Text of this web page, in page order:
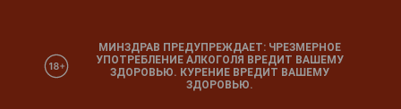
МИНЗДРАВ ПРЕДУПРЕЖДАЕТ: ЧРЕЗМЕРНОЕ
УПОТРЕБЛЕНИЕ АЛКОГОЛЯ ВРЕДИТ ВАШЕМУ
ЗДОРОВЬЮ. КУРЕНИЕ ВРЕДИТ ВАШЕМУ
ЗДОРОВЬЮ.